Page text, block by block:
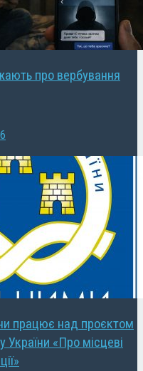
про вербування
працює над проєктом
України «Про місцеві